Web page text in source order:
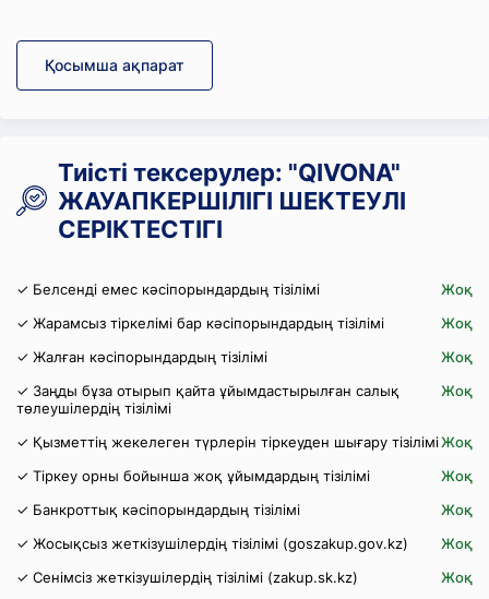
Қосымша ақпарат
Тиісті тексерулер: "QIVONA"
ЖАУАПКЕРШІЛІГІ ШЕКТЕУЛІ
СЕРІКТЕСТІГІ
✓ Белсенді емес кәсіпорындардың тізілімі
Жоқ
✓ Жарамсыз тіркелімі бар кәсіпорындардың тізілімі
Жоқ
✓ Жалған кәсіпорындардың тізілімі
Жоқ
✓ Заңды бұза отырып қайта ұйымдастырылған салық
төлеушілердің тізілімі
Жоқ
✓ Қызметтің жекелеген түрлерін тіркеуден шығару тізіліміЖоқ
✓ Тіркеу орны бойынша жоқ ұйымдардың тізілімі
Жоқ
✓ Банкроттық кәсіпорындардың тізілімі
Жоқ
✓ Жосықсыз жеткізушілердің тізілімі (goszakup.gov.kz)
Жоқ
✓ Сенімсіз жеткізушілердің тізілімі (zakup.sk.kz)
Жоқ